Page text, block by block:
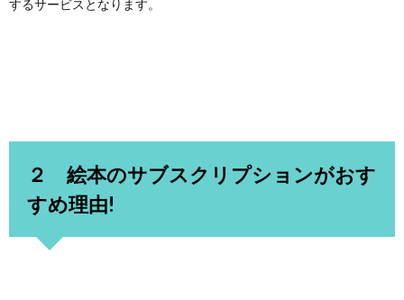
するサービスとなります。
２ 絵本のサブスクリプションがおす
すめ理由!